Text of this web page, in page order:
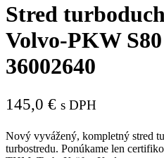
Stred
Volvo-PKW
36002640
145,0 € s DPH
Nový vyvážený, kompletný stred
turbostredu. Ponúkame len